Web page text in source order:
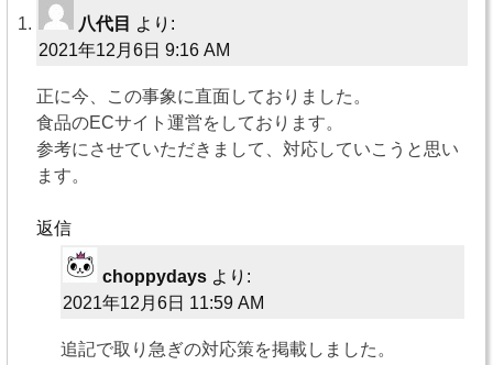
ー
八代目 より:
2021年12月6日 9:16 AM
正に今、この事象に直面しておりました。
食品のECサイト運営をしております。
参考にさせていただきまして、対応していこうと思い
ます。
返信
choppydays より:
2021年12月6日 11:59 AM
追記で取り急ぎの対応策を掲載しました。